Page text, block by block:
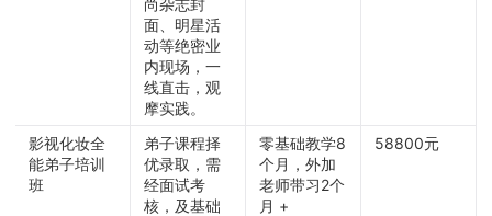
尚杂志封
面、明星活
动等绝密业
内现场，一
线直击，观
摩实践。
影视化妆全
能弟子培训
班
弟子课程择
优录取，需
经面试考
核，及基础
零基础教学8
个月，外加
老师带习2个
月 +
58800元